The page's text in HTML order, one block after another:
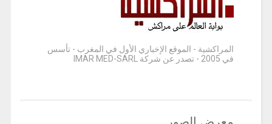
المراكشية - الموقع الإخباري الأول في المغرب - تأسس
في 2005 - تصدر عن شركة IMAR MED-SARL